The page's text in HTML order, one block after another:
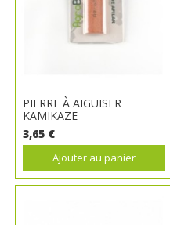
PIERRE À AIGUISER
KAMIKAZE
3,65 €
Ajouter au panier